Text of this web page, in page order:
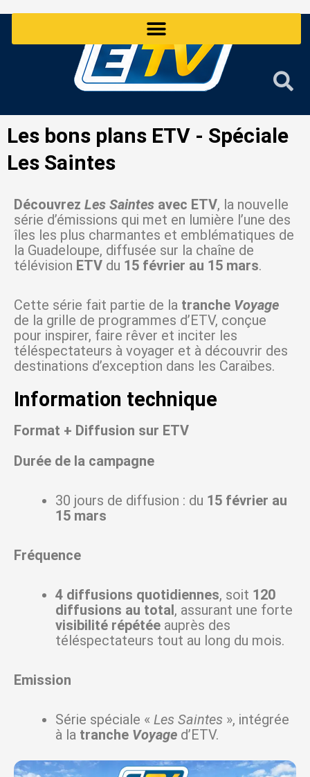
Les bons plans ETV - Spéciale
Les Saintes
Découvrez Les Saintes avec ETV, la nouvelle
série d’émissions qui met en lumière l’une des
îles les plus charmantes et emblématiques de
la Guadeloupe, diffusée sur la chaîne de
télévision ETV du 15 février au 15 mars.
Cette série fait partie de la tranche Voyage
de la grille de programmes d’ETV, conçue
pour inspirer, faire rêver et inciter les
téléspectateurs à voyager et à découvrir des
destinations d’exception dans les Caraïbes.
Information technique
Format + Diffusion sur ETV
Durée de la campagne
30 jours de diffusion : du 15 février au
15 mars
Fréquence
4 diffusions quotidiennes, soit 120
diffusions au total, assurant une forte
visibilité répétée auprès des
téléspectateurs tout au long du mois.
Emission
Série spéciale « Les Saintes », intégrée
à la tranche Voyage d’ETV.